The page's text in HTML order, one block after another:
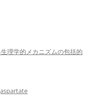
理学的メカニズムの包括的